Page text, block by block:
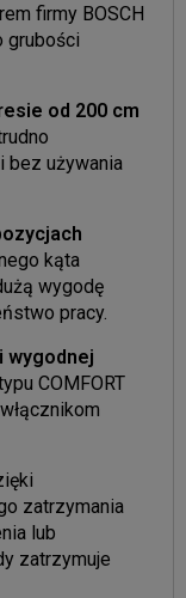
firmy BOSCH
grubości
od 200 cm
bez używania
kąta
wygodę
pracy.
wygodnej
COMFORT
zatrzymania
lub
zatrzymuje